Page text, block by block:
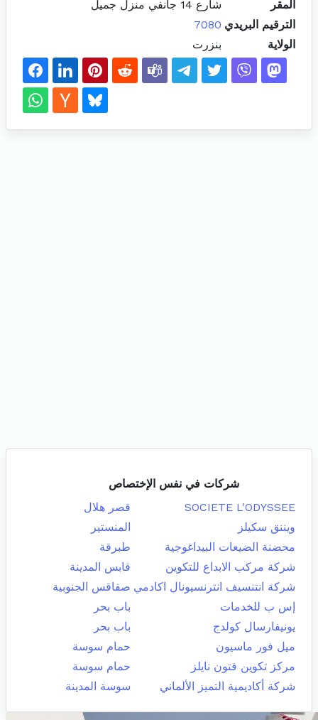
المقر
شارع 14 جانفي منزل جميل
الترقيم البريدي 7080
الولاية
بنزرت
شركات في نفس الإختصاص
SOCIETE L'ODYSSEE
قصر هلال
ويننق سكيلز
المنستير
محضنة الضيعات البيداغوجية
طبرقة
شركة مركب الابداع للتكوين
قابس المدينة
شركة انتنسيف انترنسيونال اكادمي صفاقس الجنوبية
إس ب للخدمات
باب بحر
يونيفارسال كولدج
باب بحر
ميل فور ماسيون
حمام سوسة
مركز تكوين فتون نايلز
حمام سوسة
شركة أكاديمية التميز الألماني
سوسة المدينة